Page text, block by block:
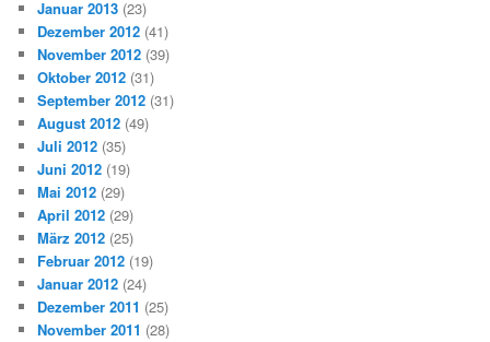
Januar 2013 (23)
Dezember 2012 (41)
November 2012 (39)
Oktober 2012 (31)
September 2012 (31)
August 2012 (49)
Juli 2012 (35)
Juni 2012 (19)
Mai 2012 (29)
April 2012 (29)
März 2012 (25)
Februar 2012 (19)
Januar 2012 (24)
Dezember 2011 (25)
November 2011 (28)